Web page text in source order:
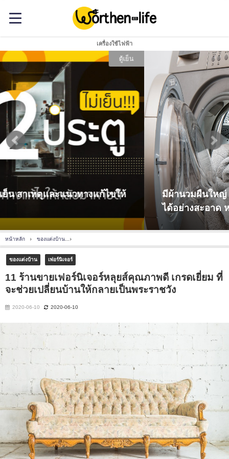
เครื่องใช้ไฟฟ้า
เครื่องซักผ้า
มีผ้านวมผืนใหญ่ เลือกเครื่องซักผ้าอย่างไร ให้ซัก
หน้าหลัก ของแต่งบ้าน
ของแต่งบ้าน เฟอร์นิเจอร์
11 ร้านขายเฟอร์นิเจอร์หลุยส์คุณภาพดี เกรดเยี่ยม ที่
จะช่วยเปลี่ยนบ้านให้กลายเป็นพระราชวัง
2020-06-10 2020-06-10